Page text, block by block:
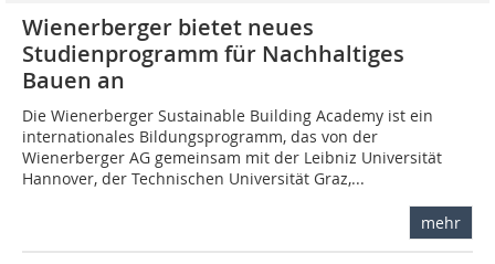
Wienerberger bietet neues
Studienprogramm für Nachhaltiges
Bauen an
Die Wienerberger Sustainable Building Academy ist ein
internationales Bildungsprogramm, das von der
Wienerberger AG gemeinsam mit der Leibniz Universität
Hannover, der Technischen Universität Graz,...
mehr